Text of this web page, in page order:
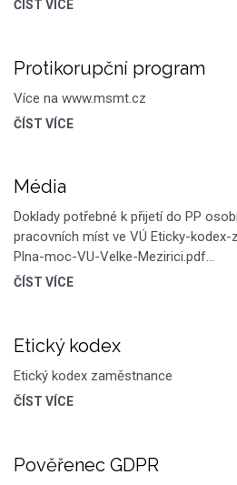
ČÍST VÍCE
Protikorupční program
Více na www.msmt.cz
ČÍST VÍCE
Média
Doklady potřebné k přijetí do PP
pracovních míst ve VÚ Eticky-
Plna-moc-VU-Velke-Mezirici.pdf…
ČÍST VÍCE
Etický kodex
Etický kodex zaměstnance
ČÍST VÍCE
Pověřenec GDPR